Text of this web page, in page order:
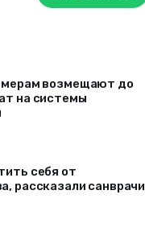
возмещают до
на системы
себя от
рассказали санврачи